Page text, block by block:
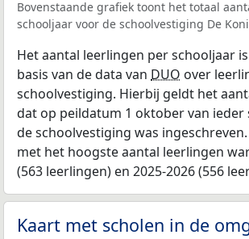
Bovenstaande grafiek toont het totaal
schooljaar voor de schoolvestiging De
Het aantal leerlingen per schooljaar
basis van de data van DUO over
schoolvestiging. Hierbij geldt het
dat op peildatum 1 oktober van ieder
de schoolvestiging was
met het hoogste aantal leerlingen
(563 leerlingen) en 2025-2026 (556
Kaart met scholen in de